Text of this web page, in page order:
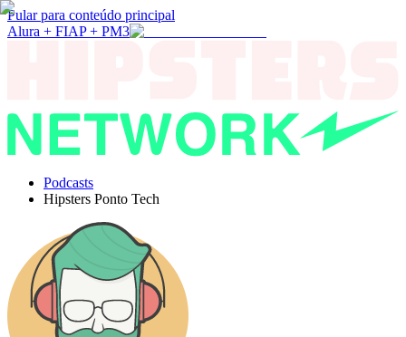
Pular para conteúdo principal
Alura + FIAP + PM3
Podcasts
Hipsters Ponto Tech